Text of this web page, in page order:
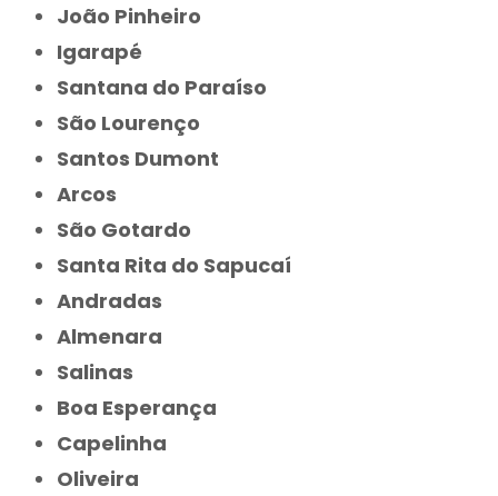
João Pinheiro
Igarapé
Santana do Paraíso
São Lourenço
Santos Dumont
Arcos
São Gotardo
Santa Rita do Sapucaí
Andradas
Almenara
Salinas
Boa Esperança
Capelinha
Oliveira